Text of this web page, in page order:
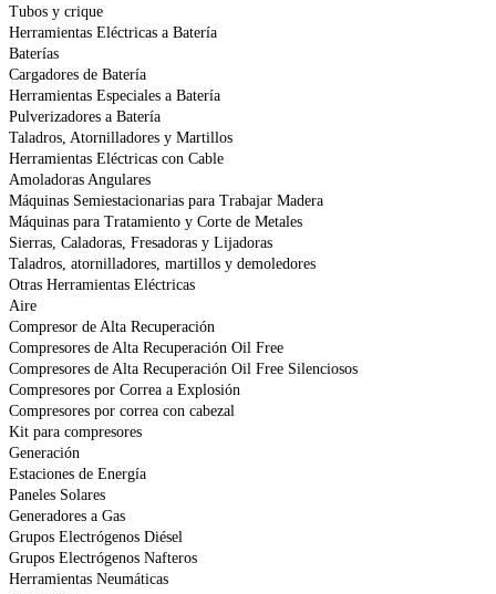
Tubos y crique
Herramientas Eléctricas a Batería
Baterías
Cargadores de Batería
Herramientas Especiales a Batería
Pulverizadores a Batería
Taladros, Atornilladores y Martillos
Herramientas Eléctricas con Cable
Amoladoras Angulares
Máquinas Semiestacionarias para Trabajar Madera
Máquinas para Tratamiento y Corte de Metales
Sierras, Caladoras, Fresadoras y Lijadoras
Taladros, atornilladores, martillos y demoledores
Otras Herramientas Eléctricas
Aire
Compresor de Alta Recuperación
Compresores de Alta Recuperación Oil Free
Compresores de Alta Recuperación Oil Free Silenciosos
Compresores por Correa a Explosión
Compresores por correa con cabezal
Kit para compresores
Generación
Estaciones de Energía
Paneles Solares
Generadores a Gas
Grupos Electrógenos Diésel
Grupos Electrógenos Nafteros
Herramientas Neumáticas